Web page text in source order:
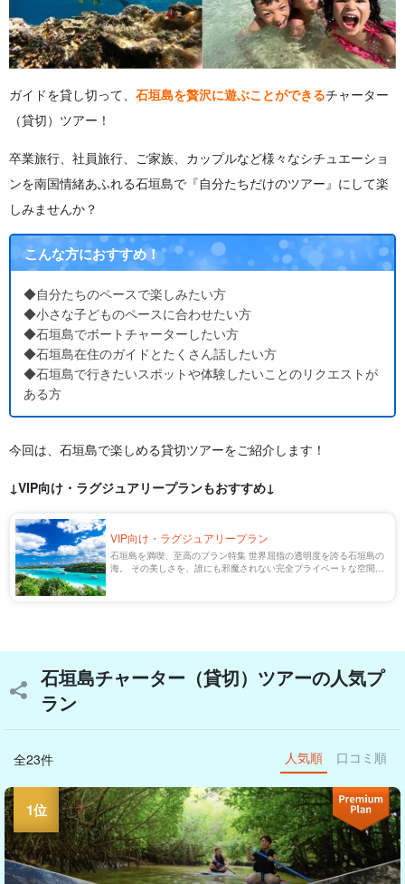
ガイドを貸し切って、 石垣島を贅沢に遊ぶことができるチャーター
（貸切）ツアー！
卒業旅行、社員旅行、ご家族、カップルなど様々なシチュエーショ
ンを南国情緒あふれる石垣島で『自分たちだけのツアー』にして楽
しみませんか？
こんな方におすすめ！
◆自分たちのペースで楽しみたい方
◆小さな子どものペースに合わせたい方
◆石垣島でボートチャーターしたい方
◆石垣島在住のガイドとたくさん話したい方
◆石垣島で行きたいスポットや体験したいことのリクエストが
ある方
今回は、石垣島で楽しめる貸切ツアーをご紹介します！
↓VIP向け・ラグジュアリープランもおすすめ↓
VIP向け・ラグジュアリープラン
石垣島を満喫、至高のプラン特集 世界屈指の透明度を誇る石垣島の
海。 その美しさを、誰にも邪魔されない完全プライベートな空間で
石垣島チャーター（貸切）ツアーの人気プ
ラン
全23件 人気順 口コミ順